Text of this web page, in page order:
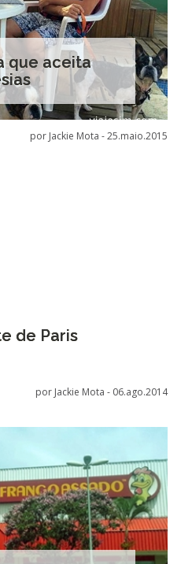
que aceita
por Jackie Mota -25.maio.2015
de Paris
por Jackie Mota - 06.ago.2014